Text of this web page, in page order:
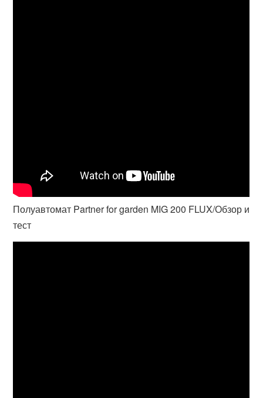
Полуавтомат Partner for garden MIG 200 FLUX/Обзор и
тест